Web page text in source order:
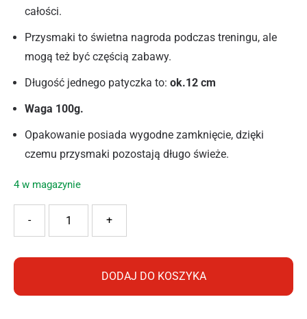
całości.
Przysmaki to świetna nagroda podczas treningu, ale
mogą też być częścią zabawy.
Długość jednego patyczka to: ok.12 cm
Waga 100g.
Opakowanie posiada wygodne zamknięcie, dzięki
czemu przysmaki pozostają długo świeże.
4 w magazynie
ilość PAN MIĘSKO PRZYSMAK DLA PSA PATYCZKI
+
-
DODAJ DO KOSZYKA